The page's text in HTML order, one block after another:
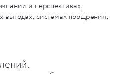
и перспективах,
выгодах, системах поощрения,